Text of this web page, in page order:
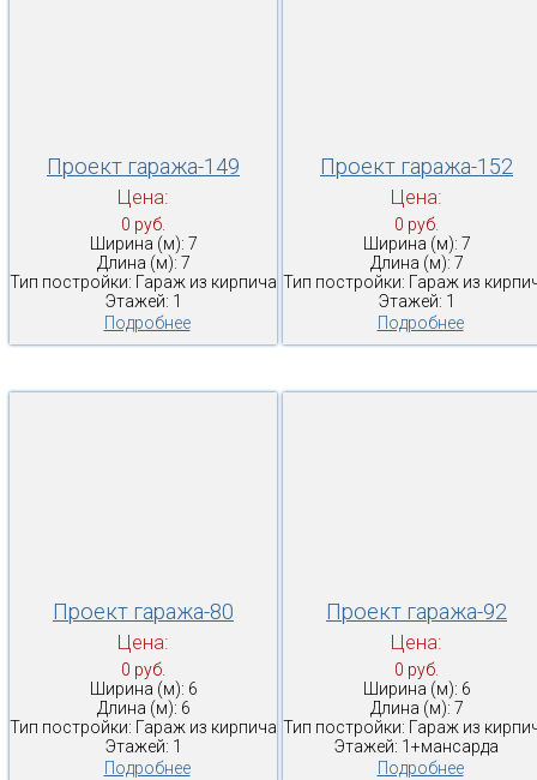
Проект гаража-149
Цена:
0 руб.
Ширина (м): 7
Длина (м): 7
Тип постройки: Гараж из кирпича
Этажей: 1
Подробнее
Проект гаража-152
Цена:
0 руб.
Ширина (м): 7
Длина (м): 7
Тип постройки: Гараж из
Этажей: 1
Подробнее
Проект гаража-80
Цена:
0 руб.
Ширина (м): 6
Длина (м): 6
Тип постройки: Гараж из кирпича
Этажей: 1
Подробнее
Проект гаража-92
Цена:
0 руб.
Ширина (м): 6
Длина (м): 7
Тип постройки: Гараж из
Этажей: 1+мансарда
Подробнее